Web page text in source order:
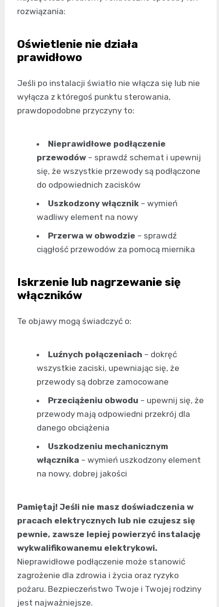
rozwiązania:
Oświetlenie nie działa
prawidłowo
Jeśli po instalacji światło nie włącza się lub nie
wyłącza z któregoś punktu sterowania,
prawdopodobne przyczyny to:
Nieprawidłowe podłączenie
przewodów – sprawdź schemat i upewnij
się, że wszystkie przewody są podłączone
do odpowiednich zacisków
Uszkodzony włącznik – wymień
wadliwy element na nowy
Przerwa w obwodzie – sprawdź
ciągłość przewodów za pomocą miernika
Iskrzenie lub nagrzewanie się
włączników
Te objawy mogą świadczyć o:
Luźnych połączeniach – dokręć
wszystkie zaciski, upewniając się, że
przewody są dobrze zamocowane
Przeciążeniu obwodu – upewnij się, że
przewody mają odpowiedni przekrój dla
danego obciążenia
Uszkodzeniu mechanicznym
włącznika – wymień uszkodzony element
na nowy, dobrej jakości
Pamiętaj! Jeśli nie masz doświadczenia w
pracach elektrycznych lub nie czujesz się
pewnie, zawsze lepiej powierzyć instalację
wykwalifikowanemu elektrykowi.
Nieprawidłowe podłączenie może stanowić
zagrożenie dla zdrowia i życia oraz ryzyko
pożaru. Bezpieczeństwo Twoje i Twojej rodziny
jest najważniejsze.